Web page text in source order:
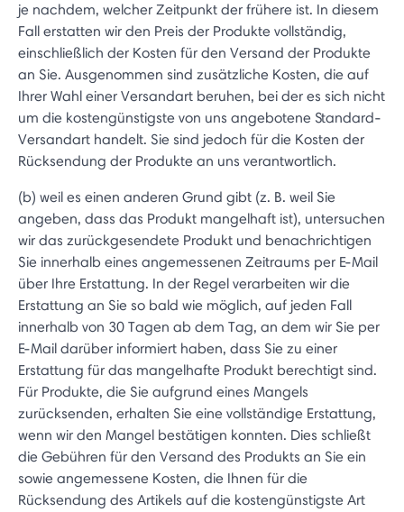
je nachdem, welcher Zeitpunkt der frühere ist. In diesem
Fall erstatten wir den Preis der Produkte vollständig,
einschließlich der Kosten für den Versand der Produkte
an Sie. Ausgenommen sind zusätzliche Kosten, die auf
Ihrer Wahl einer Versandart beruhen, bei der es sich nicht
um die kostengünstigste von uns angebotene Standard-
Versandart handelt. Sie sind jedoch für die Kosten der
Rücksendung der Produkte an uns verantwortlich.
(b) weil es einen anderen Grund gibt (z. B. weil Sie
angeben, dass das Produkt mangelhaft ist), untersuchen
wir das zurückgesendete Produkt und benachrichtigen
Sie innerhalb eines angemessenen Zeitraums per E-Mail
über Ihre Erstattung. In der Regel verarbeiten wir die
Erstattung an Sie so bald wie möglich, auf jeden Fall
innerhalb von 30 Tagen ab dem Tag, an dem wir Sie per
E-Mail darüber informiert haben, dass Sie zu einer
Erstattung für das mangelhafte Produkt berechtigt sind.
Für Produkte, die Sie aufgrund eines Mangels
zurücksenden, erhalten Sie eine vollständige Erstattung,
wenn wir den Mangel bestätigen konnten. Dies schließt
die Gebühren für den Versand des Produkts an Sie ein
sowie angemessene Kosten, die Ihnen für die
Rücksendung des Artikels auf die kostengünstigste Art